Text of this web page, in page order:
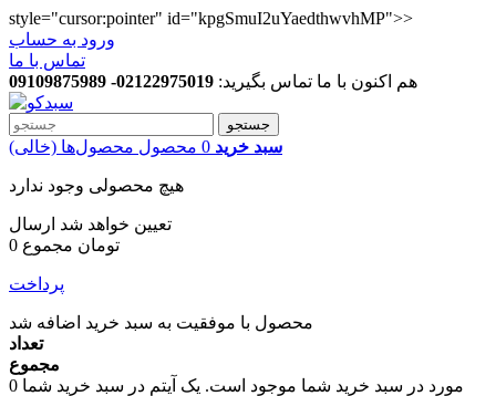
style="cursor:pointer" id="kpgSmuI2uYaedthwvhMP">>
ورود به حساب
تماس با ما
هم اکنون با ما تماس بگیرید: 02122975019- 09109875989
جستجو
سبد خرید 0 محصول محصول‌ها (خالی)
هیچ محصولی وجود ندارد
تعیین خواهد شد ارسال
0 تومان مجموع
پرداخت
محصول با موفقیت به سبد خرید اضافه شد
تعداد
مجموع
0
مورد در سبد خرید شما موجود است. یک آیتم در سبد خرید شما